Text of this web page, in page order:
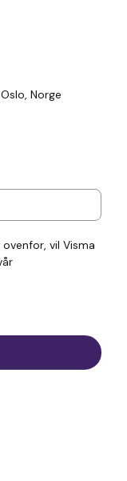
vil Visma
Norge